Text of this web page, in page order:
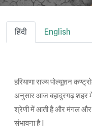
हिंदी English
हरियाणा राज्य पोल्यूशन
अनुसार आज बहादुरगढ़ शहर में
श्रेणी में आती है और मंगल और
संभावना है |